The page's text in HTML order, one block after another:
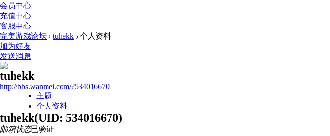
会员中心
充值中心
客服中心
完美游戏论坛 › tuhekk › 个人资料
加为好友
发送消息
tuhekk
http://bbs.wanmei.com/?534016670
主题
个人资料
tuhekk(UID: 534016670)
邮箱状态已验证